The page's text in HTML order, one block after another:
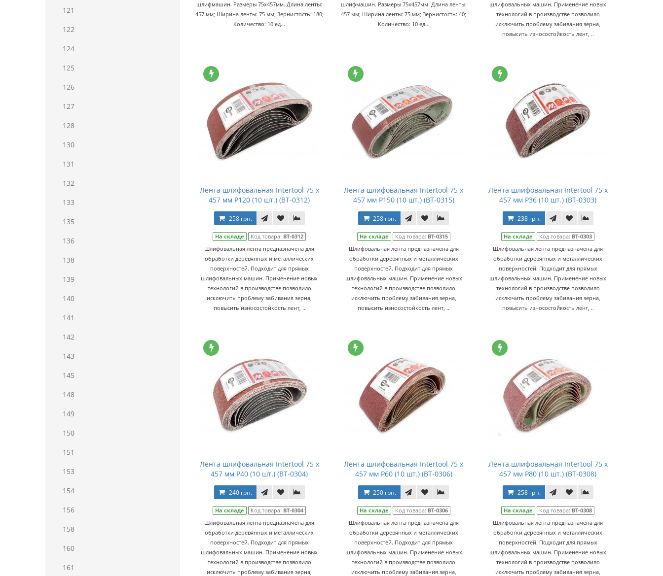
121
122
124
125
126
127
128
130
131
132
133
135
136
138
139
140
141
142
143
145
148
149
150
151
153
154
156
158
160
161
шлифмашин. Размеры 75x457мм. Длина ленты:
457 мм; Ширина ленты: 75 мм; Зернистость: 180;
Количество: 10 ед...
шлифмашин. Размеры 75x457мм. Длина ленты:
457 мм; Ширина ленты: 75 мм; Зернистость: 40;
Количество: 10 ед...
шлифовальных машин. Применение новых
технологий в производстве позволило
исключить проблему забивания зерна,
повысить износостойкость лент, ..
Лента шлифовальная Intertool 75 х
457 мм Р120 (10 шт.) (BT-0312)
258 грн.
На складе Код товара: BT-0312
Шлифовальная лента предназначена для
обработки деревянных и металлических
поверхностей. Подходит для прямых
шлифовальных машин. Применение новых
технологий в производстве позволило
исключить проблему забивания зерна,
повысить износостойкость лент, ..
Лента шлифовальная Intertool 75 х
457 мм Р150 (10 шт.) (BT-0315)
258 грн.
На складе Код товара: BT-0315
Шлифовальная лента предназначена для
обработки деревянных и металлических
поверхностей. Подходит для прямых
шлифовальных машин. Применение новых
технологий в производстве позволило
исключить проблему забивания зерна,
повысить износостойкость лент, ..
Лента шлифовальная Intertool 75 х
457 мм Р36 (10 шт.) (BT-0303)
238 грн.
На складе Код товара: BT-0303
Шлифовальная лента предназначена для
обработки деревянных и металлических
поверхностей. Подходит для прямых
шлифовальных машин. Применение новых
технологий в производстве позволило
исключить проблему забивания зерна,
повысить износостойкость лент, ..
Лента шлифовальная Intertool 75 х
457 мм Р40 (10 шт.) (BT-0304)
240 грн.
На складе Код товара: BT-0304
Шлифовальная лента предназначена для
обработки деревянных и металлических
поверхностей. Подходит для прямых
шлифовальных машин. Применение новых
технологий в производстве позволило
исключить проблему забивания зерна,
Лента шлифовальная Intertool 75 х
457 мм Р60 (10 шт.) (BT-0306)
250 грн.
На складе Код товара: BT-0306
Шлифовальная лента предназначена для
обработки деревянных и металлических
поверхностей. Подходит для прямых
шлифовальных машин. Применение новых
технологий в производстве позволило
исключить проблему забивания зерна,
Лента шлифовальная Intertool 75 х
457 мм Р80 (10 шт.) (BT-0308)
258 грн.
На складе Код товара: BT-0308
Шлифовальная лента предназначена для
обработки деревянных и металлических
поверхностей. Подходит для прямых
шлифовальных машин. Применение новых
технологий в производстве позволило
исключить проблему забивания зерна,